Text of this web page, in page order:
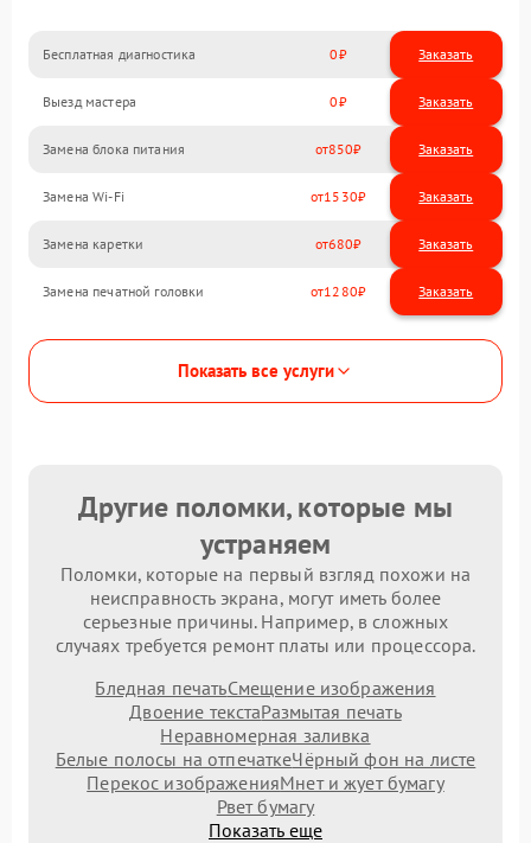
Бесплатная диагностика 0 Заказать
Выезд мастера 0 Заказать
Замена блока питания 850
Замена Wi-Fi 1530
Замена каретки 680
Замена печатной головки 1280
Показать все услуги
Другие поломки, которые мы
устраняем
Поломки, которые на первый взгляд похожи на
неисправность экрана, могут иметь более
серьезные причины. Например, в сложных
случаях требуется ремонт платы или процессора.
Бледная печатьСмещение изображения
Двоение текстаРазмытая печать
Неравномерная заливка
Белые полосы на отпечаткеЧёрный фон на листе
Перекос изображенияМнет и жует бумагу
Рвет бумагу
Показать еще